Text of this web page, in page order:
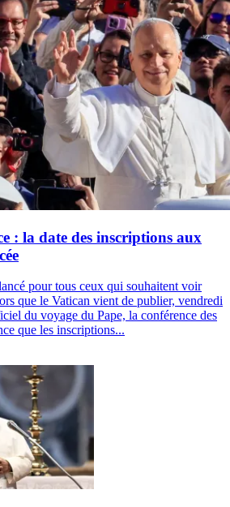
: la date des inscriptions aux
pour tous ceux qui souhaitent voir
que le Vatican vient de publier, vendredi
du voyage du Pape, la conférence des
que les inscriptions...